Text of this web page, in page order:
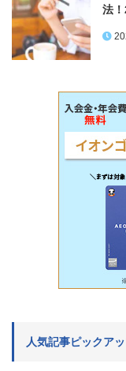
法
人気記事ピックア